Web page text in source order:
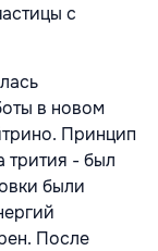
с
в новом
Принцип
трития - был
были
После